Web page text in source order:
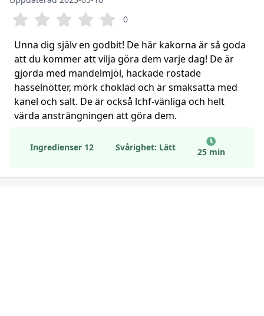
0
Unna dig själv en godbit! De här kakorna är så goda
att du kommer att vilja göra dem varje dag! De är
gjorda med mandelmjöl, hackade rostade
hasselnötter, mörk choklad och är smaksatta med
kanel och salt. De är också lchf-vänliga och helt
värda ansträngningen att göra dem.
Ingredienser 12 Svårighet: Lätt 25 min